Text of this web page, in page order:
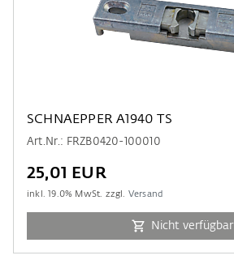
SCHNAEPPER A1940 TS
Art.Nr.: FRZB0420-100010
25,01 EUR
inkl.19.0% MwSt. zzgl. Versand
Nicht verfügbar